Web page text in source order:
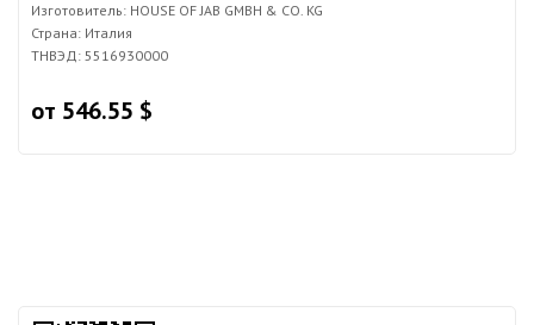
Изготовитель: HOUSE OF JAB GMBH & CO. KG
Страна: Италия
ТНВЭД: 5516930000
от 546.55 $